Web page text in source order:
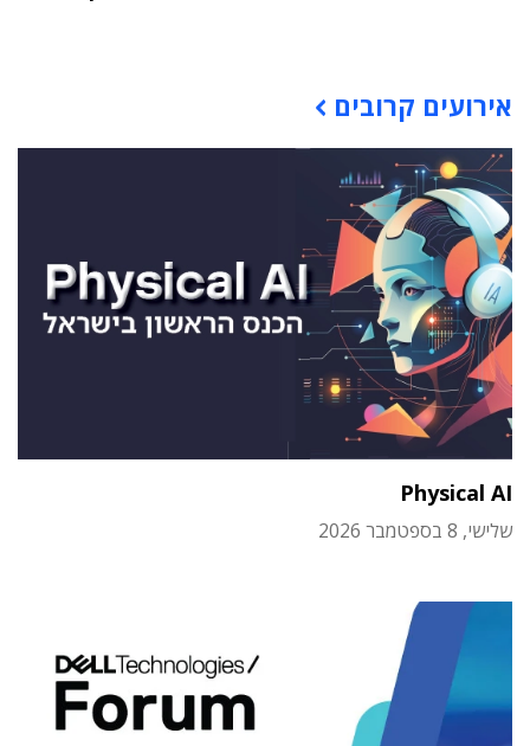
אירועים קרובים
Physical AI
שלישי, 8 בספטמבר 2026